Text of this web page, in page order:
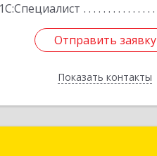
1С:Специалист
Отправить заявку
Показать контакты
Отправить заявку
Назад